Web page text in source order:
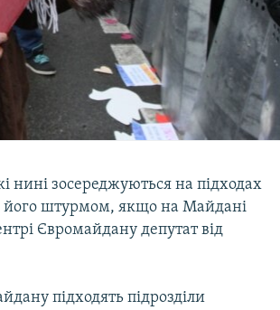
нині зосереджуються на підходах
його штурмом, якщо на Майдані
Євромайдану депутат від
підходять підрозділи